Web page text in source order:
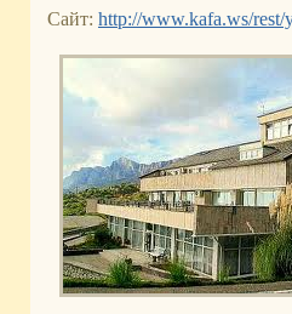
Сайт: http://www.kafa.ws/rest/